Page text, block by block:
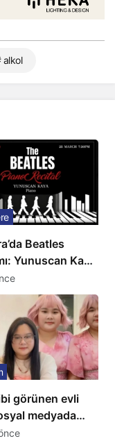
alkol
Beatles
Yunuscan Kaya
görünen evli
medyada
oldu